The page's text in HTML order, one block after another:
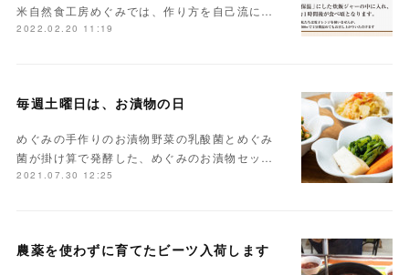
米自然食工房めぐみでは、作り方を自己流に…
2022.02.20 11:19
毎週土曜日は、お漬物の日
めぐみの手作りのお漬物野菜の乳酸菌とめぐみ
菌が掛け算で発酵した、めぐみのお漬物セッ…
2021.07.30 12:25
農薬を使わずに育てたビーツ入荷します